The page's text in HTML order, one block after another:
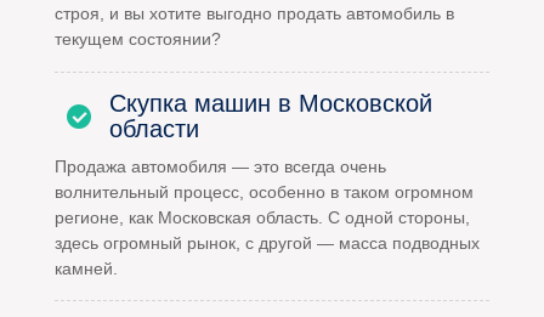
строя, и вы хотите выгодно продать автомобиль в
текущем состоянии?
Скупка машин в Московской
области
Продажа автомобиля — это всегда очень
волнительный процесс, особенно в таком огромном
регионе, как Московская область. С одной стороны,
здесь огромный рынок, с другой — масса подводных
камней.